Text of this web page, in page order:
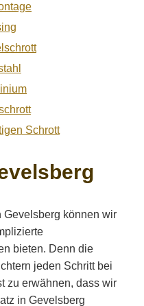
Schrott
Gevelsberg können wir
bieten. Denn die
jeden Schritt bei
zu erwähnen, dass wir
in Gevelsberg